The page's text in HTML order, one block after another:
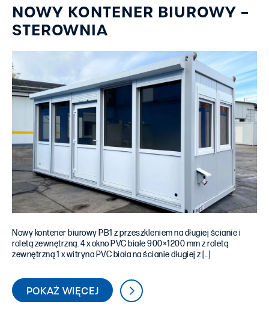
NOWY KONTENER BIUROWY –
STEROWNIA
Nowy kontener biurowy PB1 z przeszkleniem na długiej ścianie i
roletą zewnętrzną. 4 x okno PVC białe 900×1200 mm z roletą
zewnętrzną 1 x witryna PVC biała na ścianie długiej z […]
POKAŻ WIĘCEJ